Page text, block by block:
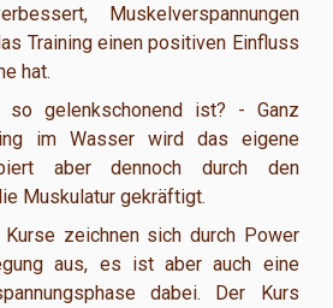
Muskelverspannungen
Training einen positiven Einfluss
hat.
so gelenkschonend ist? - Ganz
im Wasser wird das eigene
aber dennoch durch den
Muskulatur gekräftigt.
zeichnen sich durch Power
aus, es ist aber auch eine
dabei. Der Kurs